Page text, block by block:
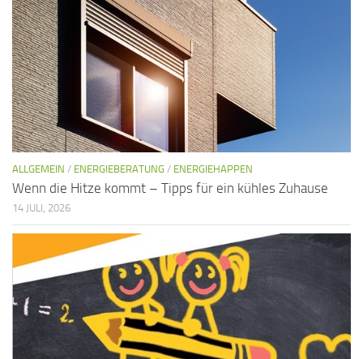
ALLGEMEIN / ENERGIEBERATUNG / ENERGIEHAPPEN
Wenn die Hitze kommt – Tipps für ein kühles Zuhause
14 JULI, 2026